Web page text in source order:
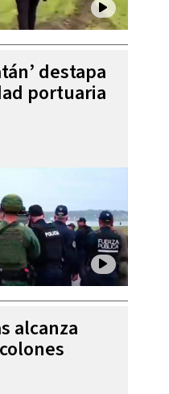
destapa
portuaria
alcanza